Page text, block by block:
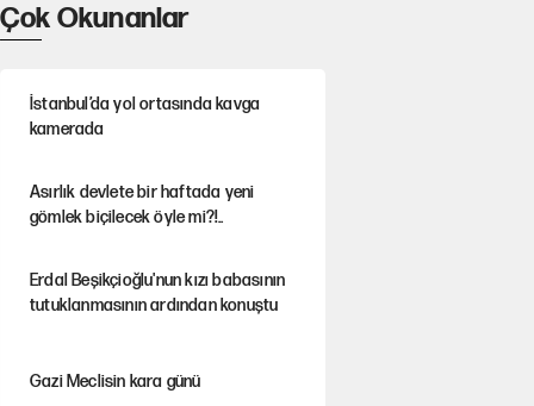
Çok Okunanlar
İstanbul’da yol ortasında kavga
kamerada
Asırlık devlete bir haftada yeni
gömlek biçilecek öyle mi?!..
Erdal Beşikçioğlu'nun kızı babasının
tutuklanmasının ardından konuştu
Gazi Meclisin kara günü